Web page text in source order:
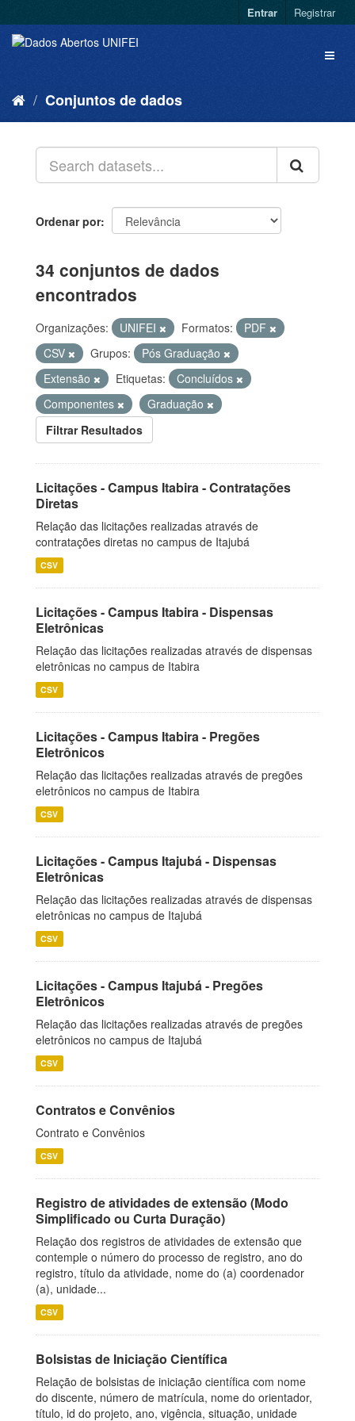
Entrar Registrar
Conjuntos de dados
Ordenar por
34 conjuntos de dados
encontrados
Organizações: UNIFEI Formatos:
PDF
CSV
Grupos:
Pós Graduação
Extensão
Etiquetas:
Concluídos
Componentes
Graduação
Filtrar Resultados
Licitações - Campus Itabira - Contratações
Diretas
Relação das licitações realizadas através de
contratações diretas no campus de Itajubá
CSV
Licitações - Campus Itabira - Dispensas
Eletrônicas
Relação das licitações realizadas através de dispensas
eletrônicas no campus de Itabira
CSV
Licitações - Campus Itabira - Pregões
Eletrônicos
Relação das licitações realizadas através de pregões
eletrônicos no campus de Itabira
CSV
Licitações - Campus Itajubá - Dispensas
Eletrônicas
Relação das licitações realizadas através de dispensas
eletrônicas no campus de Itajubá
CSV
Licitações - Campus Itajubá - Pregões
Eletrônicos
Relação das licitações realizadas através de pregões
eletrônicos no campus de Itajubá
CSV
Contratos e Convênios
Contrato e Convênios
CSV
Registro de atividades de extensão (Modo
Simplificado ou Curta Duração)
Relação dos registros de atividades de extensão que
contemple o número do processo de registro, ano do
registro, título da atividade, nome do (a) coordenador
(a), unidade...
CSV
Bolsistas de Iniciação Científica
Relação de bolsistas de iniciação científica com nome
do discente, número de matrícula, nome do orientador,
título, id do projeto, ano, vigência, situação, unidade